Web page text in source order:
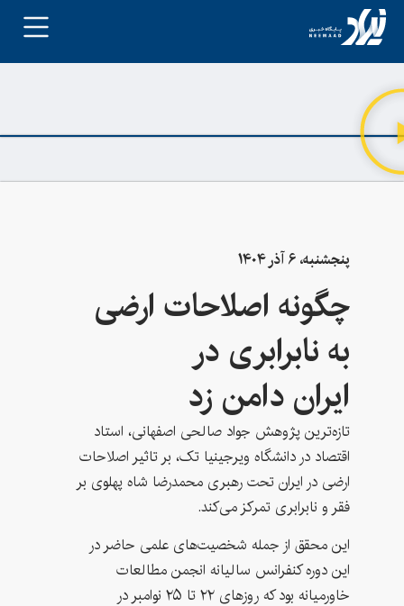
پنجشنبه، ۶ آذر ۱۴۰۴
چگونه اصلاحات ارضی
به نابرابری در
ایران دامن زد
تازه‌ترین پژوهش جواد صالحی اصفهانی، استاد
اقتصاد در دانشگاه ویرجینیا تک، بر تاثیر اصلاحات
ارضی در ایران تحت رهبری محمدرضا شاه پهلوی بر
فقر و نابرابری تمرکز می‌کند.
این محقق از جمله شخصیت‌های علمی حاضر در
این دوره کنفرانس سالیانه انجمن مطالعات
خاورمیانه بود که روزهای ۲۲ تا ۲۵ نوامبر در